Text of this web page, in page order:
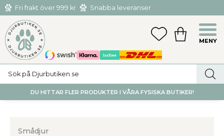
Meny
Fri frakt över 999 kr
Snabba leveranser
Hämta och returnera i butiken i Tumba eller Huddinge C
FAVORITER
KUNDVAGN
DU HITTAR FLER PRODUKTER I VÅRA FYSISKA BUTIKER!
Smådjur